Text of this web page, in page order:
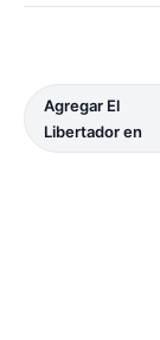
Agregar El
Libertador en